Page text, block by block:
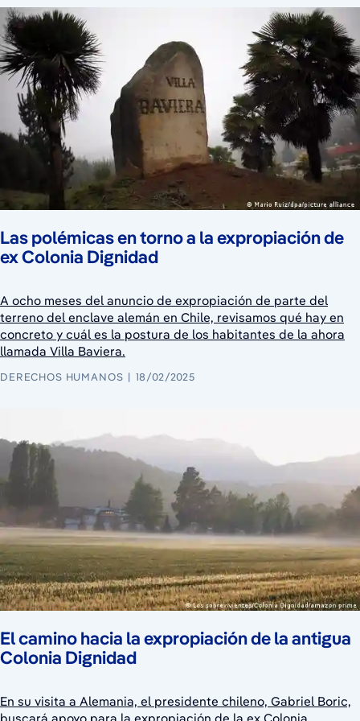
Las polémicas en torno a la expropiación de
ex Colonia Dignidad
A ocho meses del anuncio de expropiación de parte del
terreno del enclave alemán en Chile, revisamos qué hay en
concreto y cuál es la postura de los habitantes de la ahora
llamada Villa Baviera.
DERECHOS HUMANOS 18/02/2025
El camino hacia la expropiación de la antigua
Colonia Dignidad
En su visita a Alemania, el presidente chileno, Gabriel Boric,